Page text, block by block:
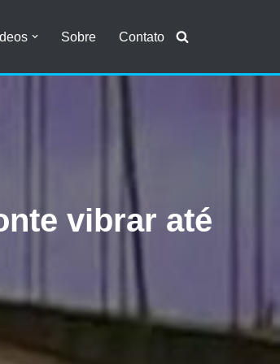
Sobre Contato
vibrar até